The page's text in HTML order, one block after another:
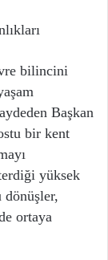
bilincini
Başkan
bir kent
yüksek
dönüşler,
ortaya